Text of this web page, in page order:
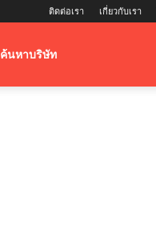
ติดต่อเรา เกี่ยวกับเรา
ค้นหาบริษัท